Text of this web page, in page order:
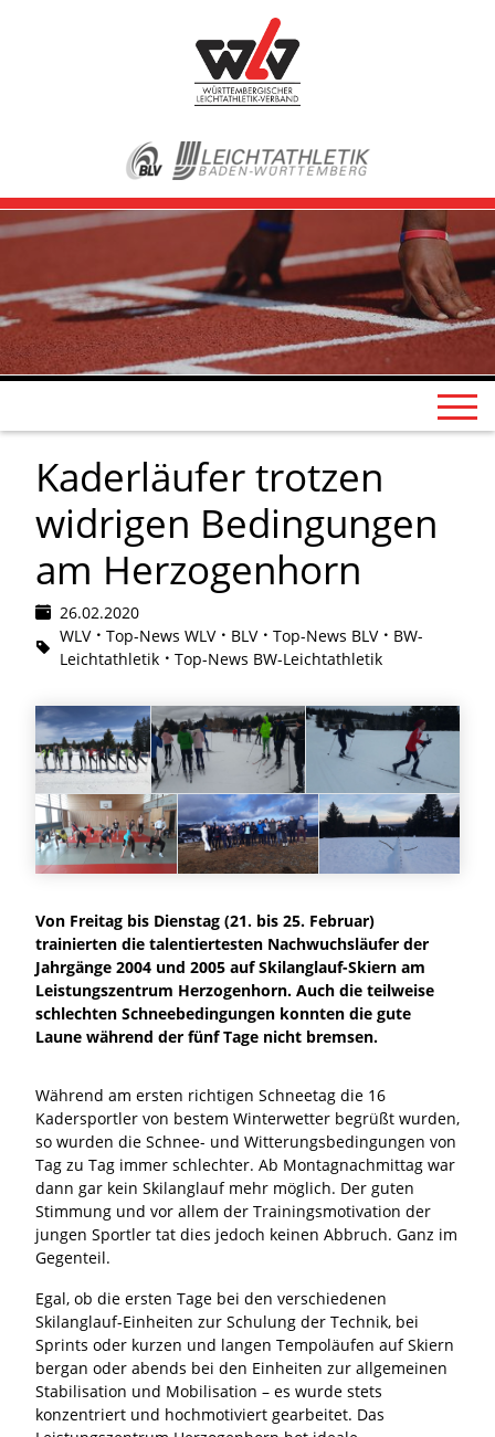
Kaderläufer trotzen
widrigen Bedingungen
am Herzogenhorn
26.02.2020
WLV
Top-News WLV BLV Top-News BLV
BW-
Leichtathletik
Top-News BW-Leichtathletik
Von Freitag bis Dienstag (21. bis 25. Februar)
trainierten die talentiertesten Nachwuchsläufer der
Jahrgänge 2004 und 2005 auf Skilanglauf-Skiern am
Leistungszentrum Herzogenhorn. Auch die teilweise
schlechten Schneebedingungen konnten die gute
Laune während der fünf Tage nicht bremsen.
Während am ersten richtigen Schneetag die 16
Kadersportler von bestem Winterwetter begrüßt wurden,
so wurden die Schnee- und Witterungsbedingungen von
Tag zu Tag immer schlechter. Ab Montagnachmittag war
dann gar kein Skilanglauf mehr möglich. Der guten
Stimmung und vor allem der Trainingsmotivation der
jungen Sportler tat dies jedoch keinen Abbruch. Ganz im
Gegenteil.
Egal, ob die ersten Tage bei den verschiedenen
Skilanglauf-Einheiten zur Schulung der Technik, bei
Sprints oder kurzen und langen Tempoläufen auf Skiern
bergan oder abends bei den Einheiten zur allgemeinen
Stabilisation und Mobilisation – es wurde stets
konzentriert und hochmotiviert gearbeitet. Das